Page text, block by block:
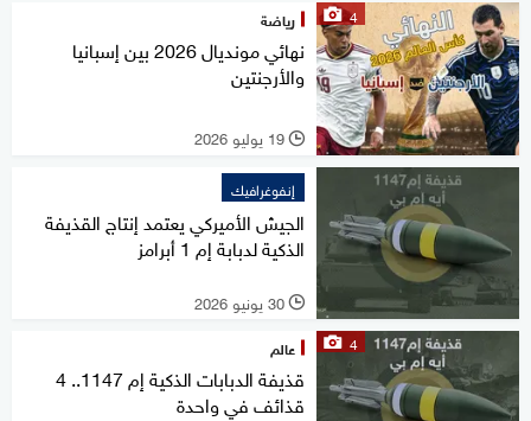
4 رياضة
نهائي مونديال 2026 بين إسبانيا
والأرجنتين
l 19 يوليو 2026
إنفوغرافيك
الجيش الأميركي يعتمد إنتاج القذيفة
الذكية لدبابة إم 1 أبرامز
l 30 يونيو 2026
4 عالم
قذيفة الدبابات الذكية إم 1147.. 4
قذائف في واحدة